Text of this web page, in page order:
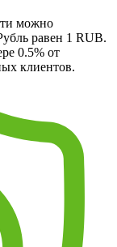
можно
равен 1 RUB.
0.5% от
клиентов.